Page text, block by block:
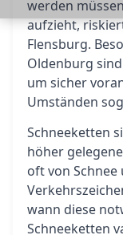
werden
aufzieht,
Flensburg.
Oldenburg
um sicher
Umständen
Schneeketten
höher
oft von Schnee
wann diese
Schneeketten